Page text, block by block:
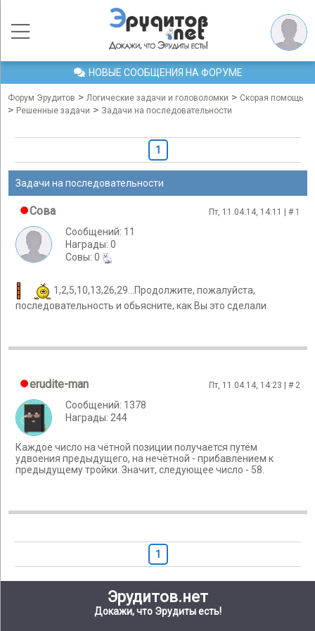
НОВЫЕ СООБЩЕНИЯ НА ФОРУМЕ
Форум Эрудитов > Логические задачи и головоломки > Скорая помощь
> Решенные задачи > Задачи на последовательности
1
Задачи на последовательности
Cова Пт, 11.04.14, 14:11 | # 1
Сообщений: 11
Награды: 0
Cовы: 0
1,2,5,10,13,26,29...Продолжите, пожалуйста,
последовательность и обьясните, как Вы это сделали.
erudite-man Пт, 11.04.14, 14:23 | # 2
Сообщений: 1378
Награды: 244
Каждое число на чётной позиции получается путём
удвоения предыдущего, на нечётной - прибавлением к
предыдущему тройки. Значит, следующее число - 58.
1
Эрудитов.нет
Докажи, что Эрудиты есть!